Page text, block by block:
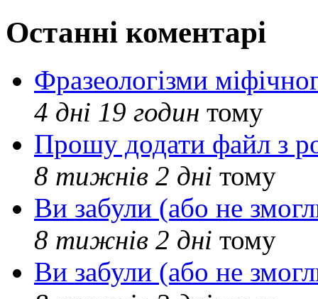
Останні коментарі
Фразеологізми
4 дні 19 годин тому
Прошу додати файл з
8 тижнів 2 дні тому
Ви забули (або не
8 тижнів 2 дні тому
Ви забули (або не